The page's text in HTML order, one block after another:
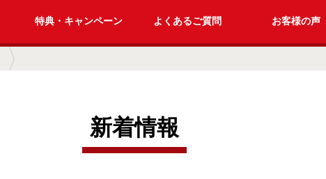
特典・ キャンペーン よくあるご質問 お客様の声
新着情報